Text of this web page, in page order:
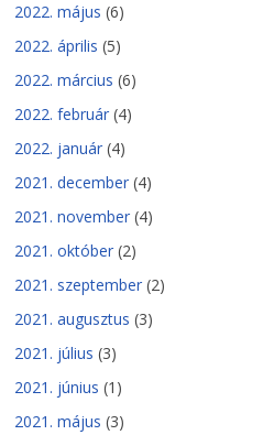
2022. május (6)
2022. április (5)
2022. március (6)
2022. február (4)
2022. január (4)
2021. december (4)
2021. november (4)
2021. október (2)
2021. szeptember (2)
2021. augusztus (3)
2021. július (3)
2021. június (1)
2021. május (3)